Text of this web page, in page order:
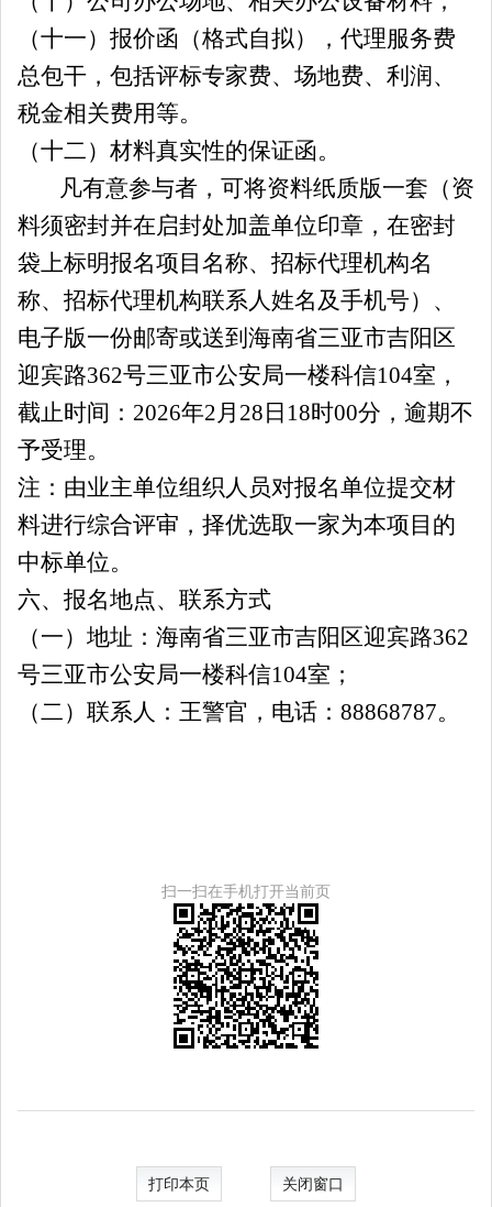
（十一）报价函（格式自拟） ， 代理服务费
总包干，包括评标专家费、场地费、利润、
税金相关费用等。
（十二）材料真实性的保证函。
凡有意参与者，可将资料纸质版一套（资
料须密封并在启封处加盖单位印章，在密封
袋上标明报名项目名称、 招标代理机构名
称、招标代理机构联系人姓名及手机号）、
电子版一份邮寄或送到海南省三亚市吉阳区
迎宾路362号三亚市公安局一楼科信104室，
截止时间： 2026年2 月 28 日 18时00分，逾期不
予受理。
注：由业主单位组织人员对报名单位提交材
料进行综合评审，择优选取一家为本项目的
中标单位。
六、报名地点、联系方式
（一）地址：海南省三亚市吉阳区迎宾路362
号三亚市公安局一楼科信104室 ；
（二）联系人： 王警官，电话： 88868787。
扫一扫在手机打开当前页
打印本页 关闭窗口